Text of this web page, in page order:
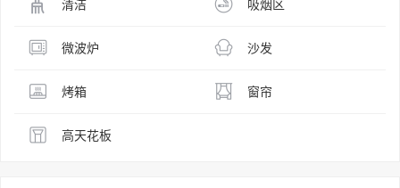
清洁 吸烟区
微波炉 沙发
烤箱 窗帘
高天花板